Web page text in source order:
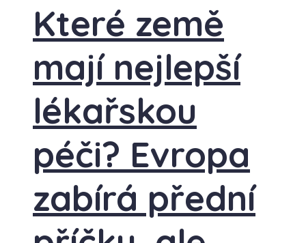
Které země
mají nejlepší
lékařskou
péči? Evropa
zabírá přední